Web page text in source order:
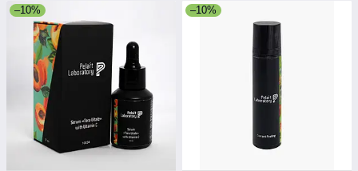
–10% –10%